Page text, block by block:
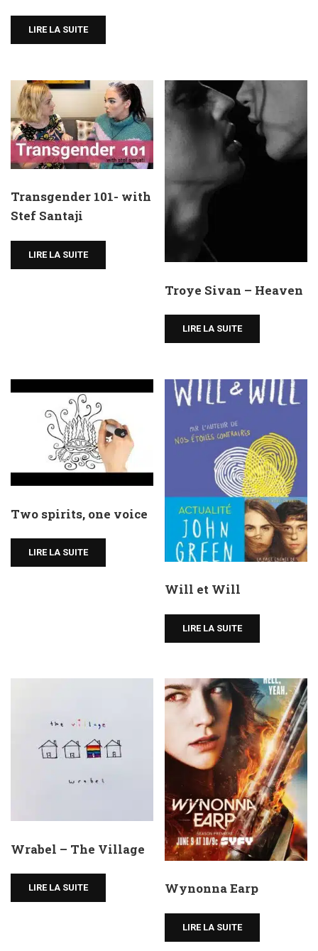
LIRE LA SUITE
Transgender 101- with
Stef Santaji
LIRE LA SUITE
Troye Sivan – Heaven
LIRE LA SUITE
Two spirits, one voice
LIRE LA SUITE
Will et Will
LIRE LA SUITE
Wrabel – The Village
LIRE LA SUITE Wynonna Earp
LIRE LA SUITE